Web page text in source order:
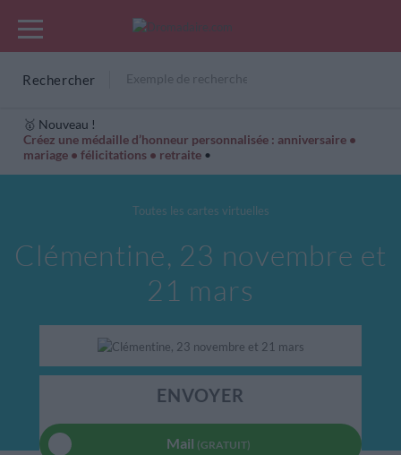
Rechercher
🥇 Nouveau !
Créez une médaille d’honneur personnalisée : anniversaire •
mariage • félicitations • retraite •
Cartes Hiver Cadeaux années de naissance
Toutes les cartes virtuelles
Clémentine, 23 novembre et
21 mars
ENVOYER
Mail (GRATUIT)